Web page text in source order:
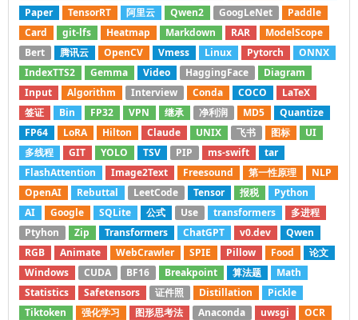
Paper
TensorRT 阿里云 Qwen2 GoogLeNet
Paddle
Card
git-lfs Heatmap Markdown RAR
ModelScope
Bert
腾讯云 OpenCV Vmess Linux Pytorch
ONNX
IndexTTS2
Gemma Video HaggingFace
Diagram
Input
Algorithm Interview Conda COCO
LaTeX
签证
Bin FP32 VPN 继承 净利润 MD5
Quantize
FP64
LoRA Hilton Claude UNIX 飞书 图标
UI
多线程
GIT YOLO TSV PIP ms-swift
tar
FlashAttention
Image2Text Freesound 第一性原理
NLP
OpenAI
Rebuttal LeetCode Tensor 报税
Python
AI
Google SQLite 公式 Use transformers
多进程
Ptyhon
Zip Transformers ChatGPT v0.dev
Qwen
RGB
Animate WebCrawler SPIE Pillow Food
论文
Windows
CUDA BF16 Breakpoint 算法题
Math
Statistics
Safetensors 证件照 Distillation
Pickle
Tiktoken
强化学习 图形思考法 Anaconda uwsgi
OCR